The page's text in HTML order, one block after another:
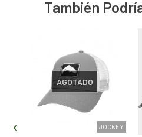
También
JOCKEY
AGOTADO